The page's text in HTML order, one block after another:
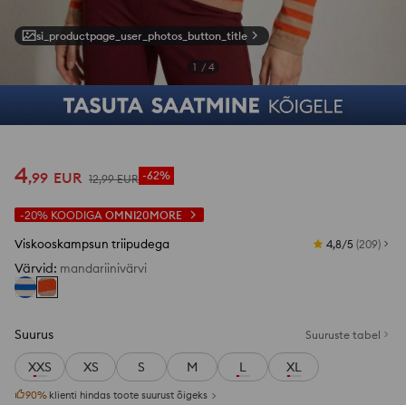
si_productpage_user_photos_button_title
1 / 4
4,99 EUR 12,99 EUR -62%
-20% KOODIGA OMNI20MORE
Viskooskampsun triipudega 4,8/5 (209)
Värvid: mandariinivärvi
Suurus Suuruste tabel
XXS XS S M L XL
90% klienti hindas toote suurust õigeks